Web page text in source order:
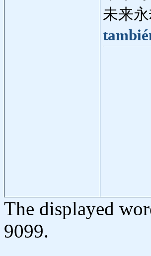
未来
The displayed
9099.